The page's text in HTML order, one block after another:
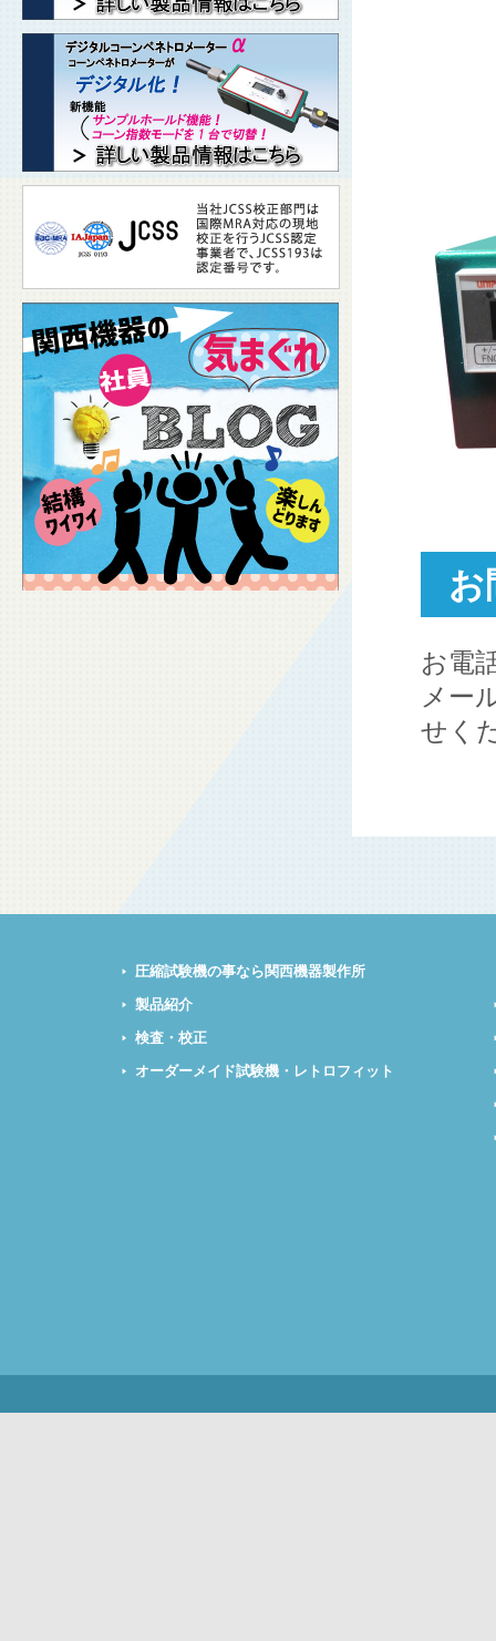
お
お電
メー
せく
圧縮試験機の事なら関西機器製作所
製品紹介
検査・校正
オーダーメイド試験機・レトロフィット